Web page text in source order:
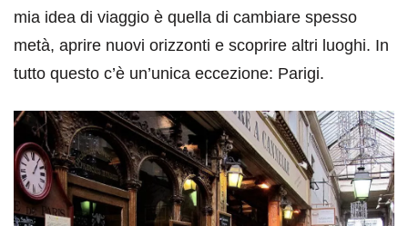
mia idea di viaggio è quella di cambiare spesso
metà, aprire nuovi orizzonti e scoprire altri luoghi. In
tutto questo c’è un’unica eccezione: Parigi.